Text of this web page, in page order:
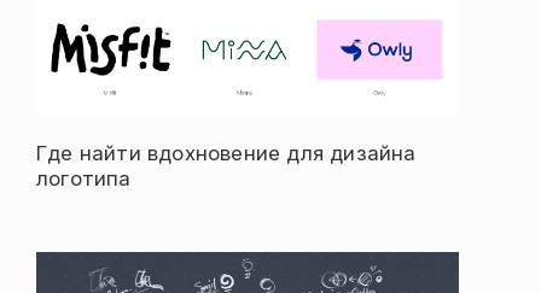
Где найти вдохновение для дизайна
логотипа